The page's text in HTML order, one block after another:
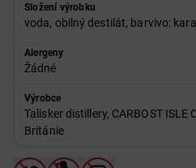
Složení výrobku
voda, obilný destilát, barvivo:
Alergeny
Žádné
Výrobce
Talisker distillery, CARBOST ISLE
Británie